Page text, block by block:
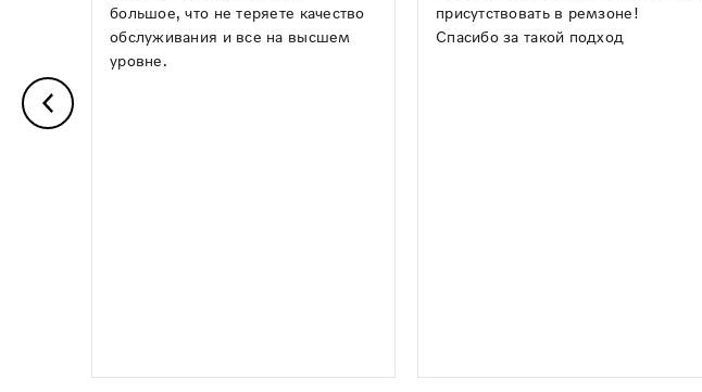
большое, что не теряете качество
обслуживания и все на высшем
уровне.
присутствовать в ремзоне!
Спасибо за такой подход